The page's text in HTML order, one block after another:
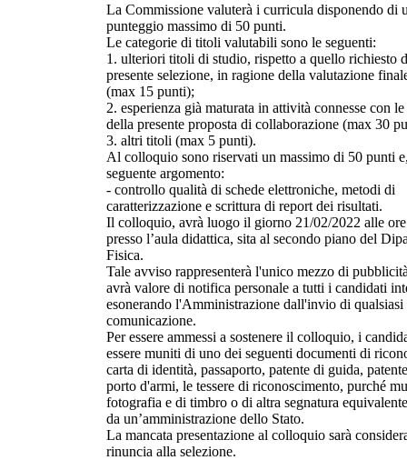
La Commissione valuterà i curricula disponendo di
punteggio massimo di 50 punti.
Le categorie di titoli valutabili sono le seguenti:
1. ulteriori titoli di studio, rispetto a quello richiesto
presente selezione, in ragione della valutazione
(max 15 punti);
2. esperienza già maturata in attività connesse con
della presente proposta di collaborazione (max 30
3. altri titoli (max 5 punti).
Al colloquio sono riservati un massimo di 50 punti
seguente argomento:
- controllo qualità di schede elettroniche, metodi di
caratterizzazione e scrittura di report dei risultati.
Il colloquio, avrà luogo il giorno 21/02/2022 alle
presso l’aula didattica, sita al secondo piano del
Fisica.
Tale avviso rappresenterà l'unico mezzo di
avrà valore di notifica personale a tutti i candidati
esonerando l'Amministrazione dall'invio di qualsiasi
comunicazione.
Per essere ammessi a sostenere il colloquio, i
essere muniti di uno dei seguenti documenti di
carta di identità, passaporto, patente di guida,
porto d'armi, le tessere di riconoscimento, purché
fotografia e di timbro o di altra segnatura
da un’amministrazione dello Stato.
La mancata presentazione al colloquio sarà
rinuncia alla selezione.